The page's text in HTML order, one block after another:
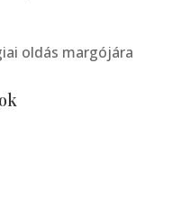
oldás margójára